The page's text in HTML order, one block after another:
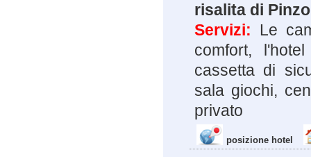
risalita di
Servizi: Le
comfort,
cassetta di
sala giochi,
privato
posizione hotel